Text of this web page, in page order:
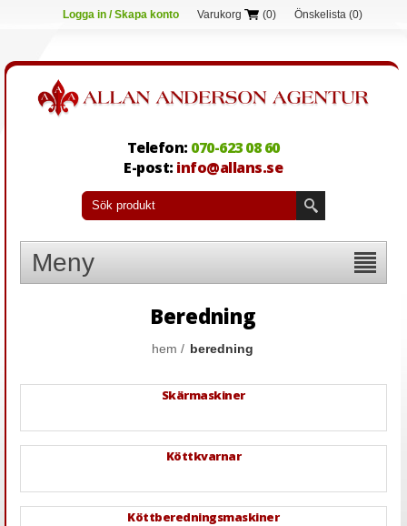
Logga in / Skapa konto Varukorg (0) Önskelista (0)
Telefon: 070-623 08 60
E-post: info@allans.se
Meny
Beredning
hem / beredning
Skärmaskiner
Köttkvarnar
Köttberedningsmaskiner